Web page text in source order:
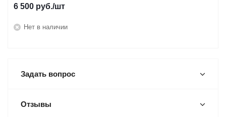
6 500 руб./шт
Нет в наличии
Задать вопрос
Отзывы